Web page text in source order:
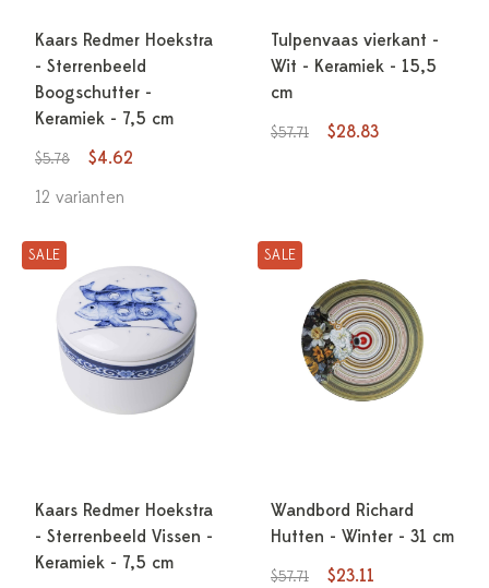
Kaars Redmer Hoekstra
- Sterrenbeeld
Boogschutter -
Keramiek - 7,5 cm
$5.78
$4.62
12 varianten
Tulpenvaas vierkant -
Wit - Keramiek - 15,5
cm
$57.71 $28.83
SALE
Kaars Redmer Hoekstra
- Sterrenbeeld Vissen -
Keramiek - 7,5 cm
SALE
Wandbord Richard
Hutten - Winter - 31 cm
$57.71
$23.11